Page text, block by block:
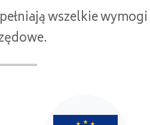
wszelkie wymogi